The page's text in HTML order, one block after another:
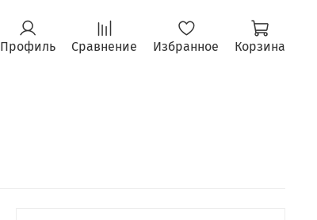
Профиль Сравнение Избранное Корзина